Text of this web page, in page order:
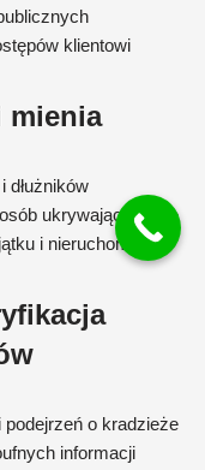
klientowi
mienia
dłużników
ukrywających się
i nieruchomości
o kradzieże
informacji